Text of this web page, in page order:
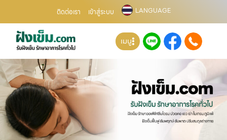
ติดต่อเรา เข้าสู่ระบบ LANGUAGE
เมนู